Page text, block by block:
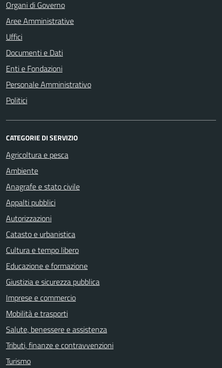
Organi di Governo
Aree Amministrative
Uffici
Documenti e Dati
Enti e Fondazioni
Personale Amministrativo
Politici
CATEGORIE DI SERVIZIO
Agricoltura e pesca
Ambiente
Anagrafe e stato civile
Appalti pubblici
Autorizzazioni
Catasto e urbanistica
Cultura e tempo libero
Educazione e formazione
Giustizia e sicurezza pubblica
Imprese e commercio
Mobilità e trasporti
Salute, benessere e assistenza
Tributi, finanze e contravvenzioni
Turismo